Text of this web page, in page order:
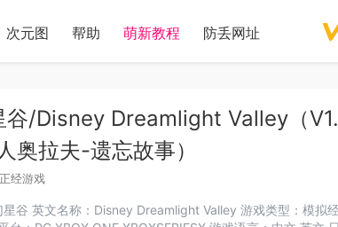
次元图 帮助 萌新教程 防丢网址
谷/Disney Dreamlight Valley（
奥拉夫-遗忘故事）
正经游戏
作：Gameloft 游戏